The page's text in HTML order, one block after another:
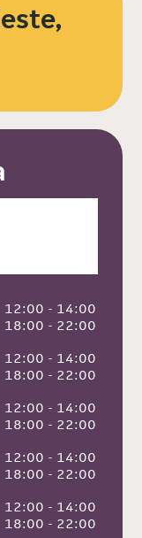
12:00 - 14:00
18:00 - 22:00
12:00 - 14:00
18:00 - 22:00
12:00 - 14:00
18:00 - 22:00
12:00 - 14:00
18:00 - 22:00
12:00 - 14:00
18:00 - 22:00